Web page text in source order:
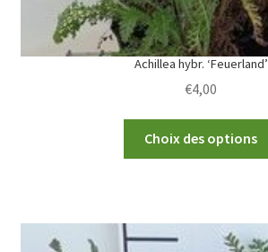
Achillea hybr. ‘Feuerland’
€4,00
Choix des options